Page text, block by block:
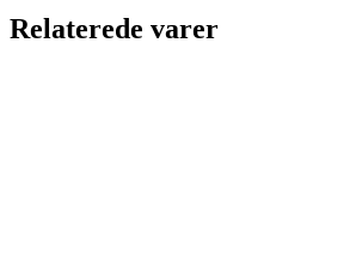
Relaterede varer